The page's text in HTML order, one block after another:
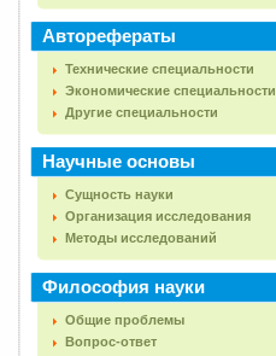
Авторефераты
Технические специальности
Экономические специальности
Другие специальности
Научные основы
Сущность науки
Организация исследования
Методы исследований
Философия науки
Общие проблемы
Вопрос-ответ